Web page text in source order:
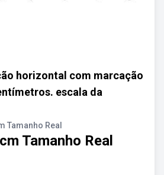
horizontal com marcação
escala da
Tamanho Real
Tamanho Real